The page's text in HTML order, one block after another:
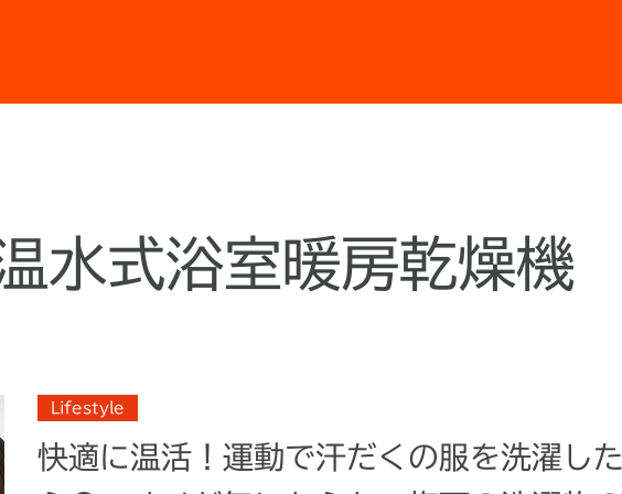
水式浴室暖房乾燥機
Lifestyle
快適に温活！運動で汗だくの服を洗濯した